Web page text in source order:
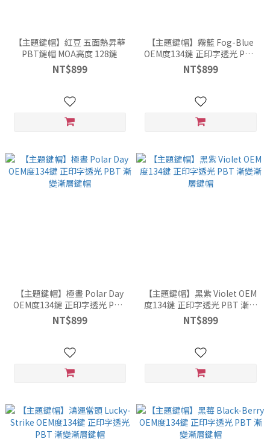
【主題鍵帽】紅豆 五面熱昇華
PBT鍵帽 MOA高度 128鍵
NT$899
【主題鍵帽】霧藍 Fog-Blue
OEM度134鍵 正印字透光 PBT
漸變漸層鍵帽
NT$899
【主題鍵帽】極晝 Polar Day
OEM度134鍵 正印字透光 PBT
漸變漸層鍵帽
NT$899
【主題鍵帽】黑紫 Violet OEM
度134鍵 正印字透光 PBT 漸變
漸層鍵帽
NT$899